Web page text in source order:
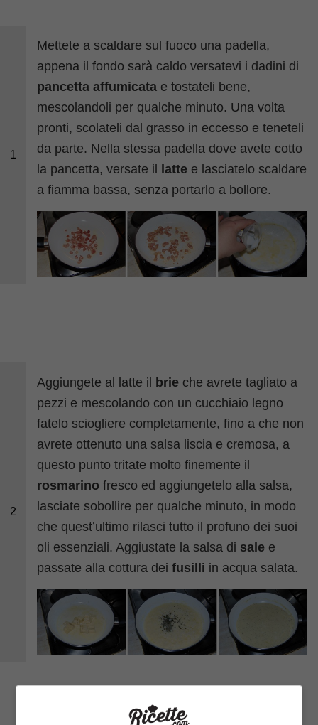
1
Mettete a scaldare sul fuoco una padella,
appena il fondo sarà caldo versatevi i dadini di
pancetta affumicata e tostateli bene,
mescolandoli per qualche minuto. Una volta
pronti, scolateli dal grasso in eccesso e teneteli
da parte. Nella stessa padella dove avete cotto
la pancetta, versate il
latte e lasciatelo scaldare
a fiamma bassa, senza portarlo a bollore.
2
Aggiungete al latte il brie che avrete tagliato a
pezzi e mescolando con un cucchiaio legno
fatelo sciogliere completamente, fino a che non
avrete ottenuto una salsa liscia e cremosa, a
questo punto tritate molto finemente il
rosmarino fresco ed aggiungetelo alla salsa,
lasciate sobollire per qualche minuto, in modo
che quest’ultimo rilasci tutto il profuno dei suoi
oli essenziali. Aggiustate la salsa di sale e
passate alla cottura deifusilli in acqua salata.